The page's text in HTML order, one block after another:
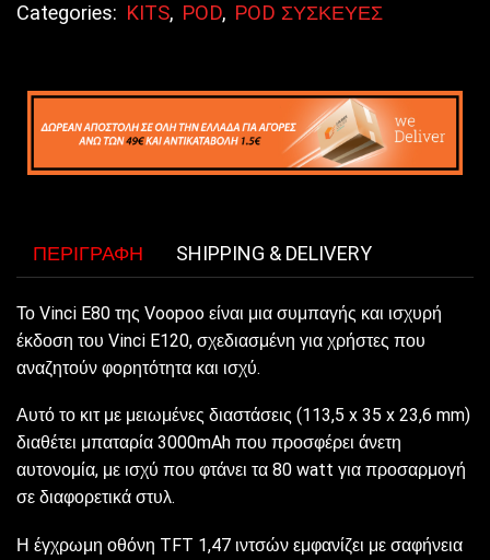
Categories: KITS, POD, POD ΣΥΣΚΕΥΕΣ
ΠΕΡΙΓΡΑΦΉ SHIPPING & DELIVERY
Το Vinci E80 της Voopoo είναι μια συμπαγής και ισχυρή
έκδοση του Vinci E120, σχεδιασμένη για χρήστες που
αναζητούν φορητότητα και ισχύ.
Αυτό το κιτ με μειωμένες διαστάσεις (113,5 x 35 x 23,6 mm)
διαθέτει μπαταρία 3000mAh που προσφέρει άνετη
αυτονομία, με ισχύ που φτάνει τα 80 watt για προσαρμογή
σε διαφορετικά στυλ.
Η έγχρωμη οθόνη TFT 1,47 ιντσών εμφανίζει με σαφήνεια